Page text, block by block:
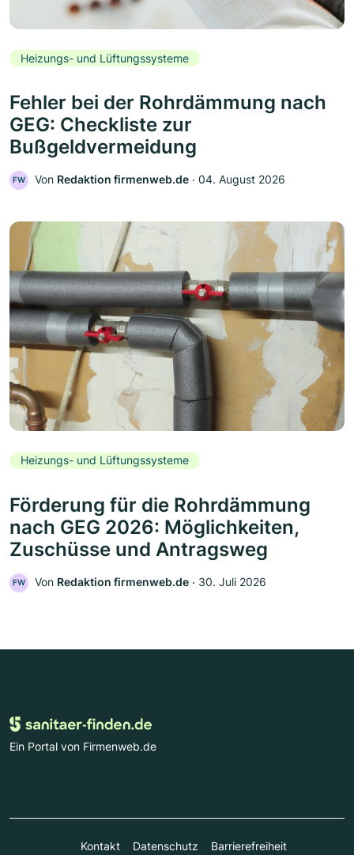
Heizungs- und Lüftungssysteme
Fehler bei der Rohrdämmung nach
GEG: Checkliste zur
Bußgeldvermeidung
FW Von Redaktion firmenweb.de ‧ 04. August 2026
Heizungs- und Lüftungssysteme
Förderung für die Rohrdämmung
nach GEG 2026: Möglichkeiten,
Zuschüsse und Antragsweg
FW Von Redaktion firmenweb.de ‧ 30. Juli 2026
Ein Portal von Firmenweb.de
Kontakt Datenschutz Barrierefreiheit